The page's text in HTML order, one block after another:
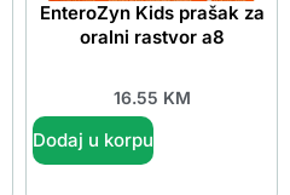
EnteroZyn Kids prašak za
oralni rastvor a8
16.55 KM
Dodaj u korpu